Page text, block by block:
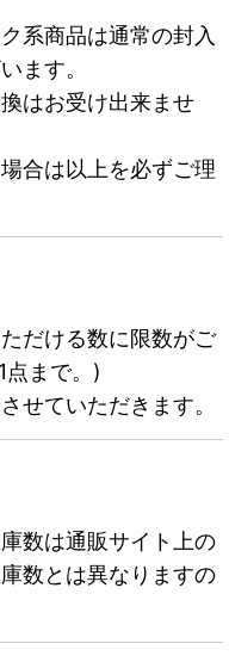
系商品は通常の封入
ます。
はお受け出来ませ
合は以上を必ずご理
だける数に限数がご
点まで。)
せていただきます。
数は通販サイト上の
数とは異なりますの